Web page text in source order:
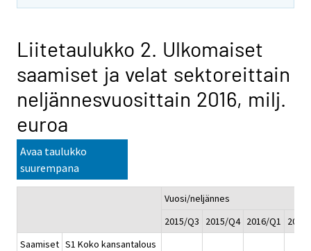
Liitetaulukko 2. Ulkomaiset
saamiset ja velat sektoreittain
neljännesvuosittain 2016, milj.
euroa
Avaa taulukko
suurempana
Vuosi/neljännes
2015/Q3
2015/Q4 2016/Q1
Saamiset S1 Koko kansantalous